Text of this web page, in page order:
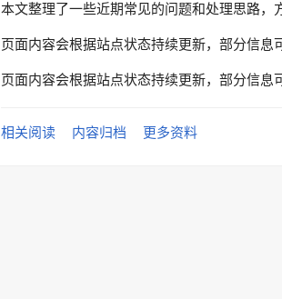
本文整理了一些近期常见的问题和处理思路，
页面内容会根据站点状态持续更新，部分信息
页面内容会根据站点状态持续更新，部分信息
相关阅读 内容归档 更多资料